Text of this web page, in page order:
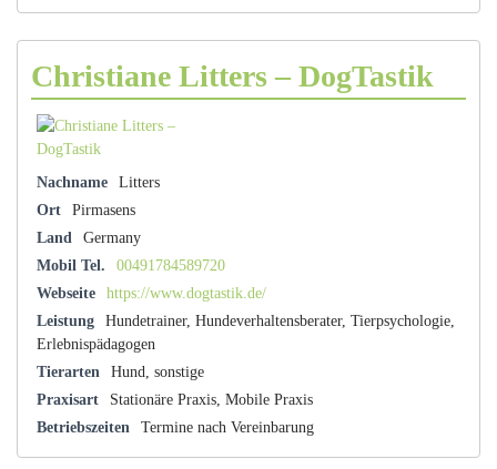
Christiane Litters – DogTastik
Nachname
Litters
Ort
Pirmasens
Land
Germany
Mobil Tel.
00491784589720
Webseite
https://www.dogtastik.de/
Leistung
Hundetrainer, Hundeverhaltensberater, Tierpsychologie,
Erlebnispädagogen
Tierarten
Hund, sonstige
Praxisart
Stationäre Praxis, Mobile Praxis
Betriebszeiten
Termine nach Vereinbarung